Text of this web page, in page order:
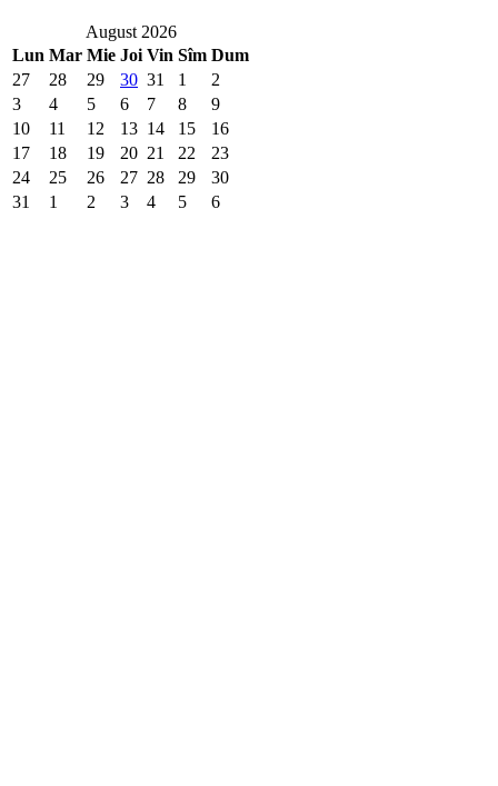
August 2026
Lun Mar Mie Joi Vin Sîm Dum
27
28 29 30 31 1
2
3
4 5 6 7 8
9
10
11 12 13 14 15
16
17
18 19 20 21 22
23
24
25 26 27 28 29
30
31
1 2 3 4 5 6